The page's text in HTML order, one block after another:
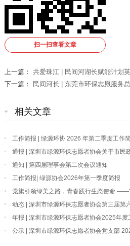
扫一扫查看文章
上一篇： 共爱珠江 | 民间河湖长赋能计划
下一篇： 民间河长 | 东莞市环保志愿服务
相关文章
工作简报 | 绿源环协 2026 年第二季度工作
通报 | 深圳市绿源环保志愿者协会关于市民
报
通知 | 第四届理事会第二次会议通知
工作简报| 绿源协会2026年第一季度简报
党旗引领绿美之路，青春践行生态使命 ——
“我为深圳种棵树”主题党日活动
动态 | 深圳市绿源环保志愿者协会第三届第
员大会顺利召开
年报 | 深圳市绿源环保志愿者协会2025年度
公示 | 深圳市绿源环保志愿者协会党支部